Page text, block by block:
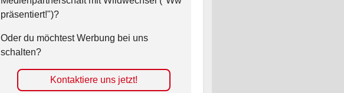
präsentiert!")?
Oder du möchtest Werbung bei uns
schalten?
Kontaktiere uns jetzt!